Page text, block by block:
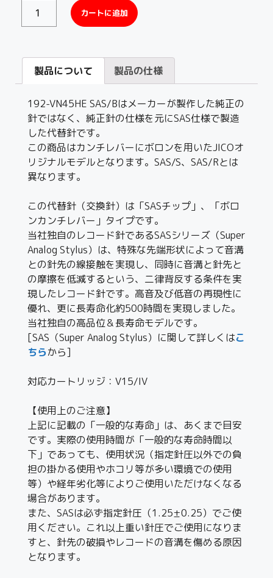
カートに追加
製品について 製品の仕様
192-VN45HE SAS/Bはメーカーが製作した純正の
針ではなく、純正針の仕様を元にSAS仕様で製造
した代替針です。
この商品はカンチレバーにボロンを用いたJICOオ
リジナルモデルとなります。SAS/S、SAS/Rとは
異なります。
この代替針（交換針）は「SASチップ」、「ボロ
ンカンチレバー」タイプです。
当社独自のレコード針であるSASシリーズ（Super
Analog Stylus）は、特殊な先端形状によって音溝
との針先の線接触を実現し、同時に音溝と針先と
の摩擦を低減するという、二律背反する条件を実
現したレコード針です。高音及び低音の再現性に
優れ、更に長寿命化約500時間を実現しました。
当社独自の高品位＆長寿命モデルです。
[SAS（Super Analog Stylus）に関して詳しくはこ
ちらから]
対応カートリッジ：V15/IV
【使用上のご注意】
上記に記載の「一般的な寿命」は、あくまで目安
です。実際の使用時間が「一般的な寿命時間以
下」であっても、使用状況（指定針圧以外での負
担の掛かる使用やホコリ等が多い環境での使用
等）や経年劣化等によりご使用いただけなくなる
場合があります。
また、SASは必ず指定針圧（1.25±0.25）でご使
用ください。これ以上重い針圧でご使用になりま
すと、針先の破損やレコードの音溝を傷める原因
となります。